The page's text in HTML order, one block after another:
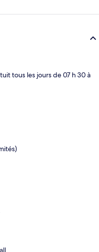
tous les jours de 07 h 30 à